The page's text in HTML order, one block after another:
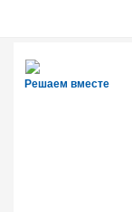
Решаем вместе